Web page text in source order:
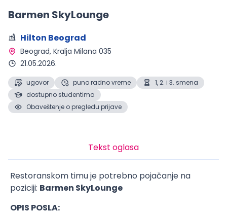
Barmen SkyLounge
Hilton Beograd
Beograd, Kralja Milana 035
21.05.2026.
ugovor puno radno vreme
1, 2. i 3. smena
dostupno studentima
Obaveštenje o pregledu prijave
Tekst oglasa
Restoranskom timu je potrebno pojačanje na
poziciji: Barmen SkyLounge
OPIS POSLA: